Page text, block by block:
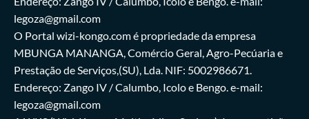
legoza@gmail.com
O Portal wizi-kongo.com é propriedade da empresa
MBUNGA MANANGA, Comércio Geral, Agro-Pecúaria e
Prestação de Serviços,(SU), Lda. NIF: 5002986671.
Endereço: Zango IV / Calumbo, Icolo e Bengo. e-mail:
legoza@gmail.com